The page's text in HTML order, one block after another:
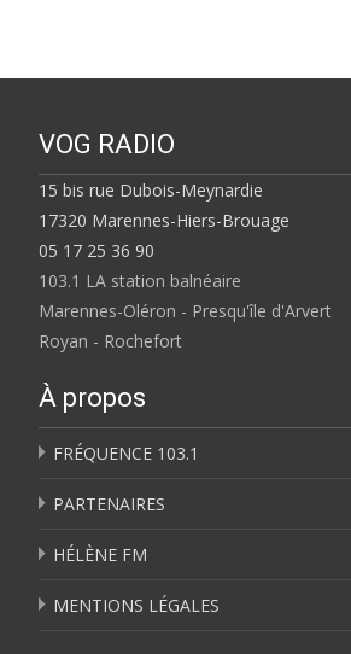
VOG RADIO
15 bis rue Dubois-Meynardie
17320 Marennes-Hiers-Brouage
05 17 25 36 90
103.1 LA station balnéaire
Marennes-Oléron - Presqu'île d'Arvert
Royan - Rochefort
À propos
FRÉQUENCE 103.1
PARTENAIRES
HÉLÈNE FM
MENTIONS LÉGALES